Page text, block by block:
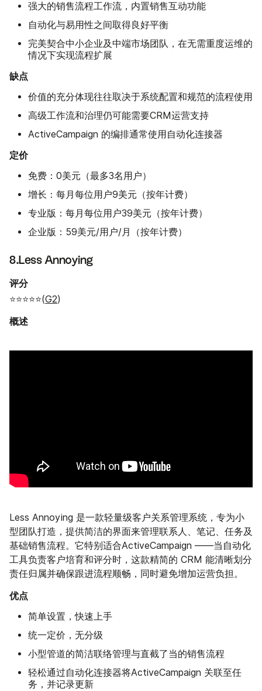
强大的销售流程工作流，内置销售互动功能
自动化与易用性之间取得良好平衡
完美契合中小企业及中端市场团队，在无需重度运维的
情况下实现流程扩展
缺点
价值的充分体现往往取决于系统配置和规范的流程使用
高级工作流和治理仍可能需要CRM运营支持
ActiveCampaign 的编排通常使用自动化连接器
定价
免费：0美元（最多3名用户）
增长：每月每位用户9美元（按年计费）
专业版：每月每位用户39美元（按年计费）
企业版：59美元/用户/月（按年计费）
8.Less Annoying
评分
⭐⭐⭐⭐⭐(G2)
概述
Less Annoying 是一款轻量级客户关系管理系统，专为小
型团队打造，提供简洁的界面来管理联系人、笔记、任务及
基础销售流程。它特别适合ActiveCampaign ——当自动化
工具负责客户培育和评分时，这款精简的 CRM 能清晰划分
责任归属并确保跟进流程顺畅，同时避免增加运营负担。
优点
简单设置，快速上手
统一定价，无分级
小型管道的简洁联络管理与直截了当的销售流程
轻松通过自动化连接器将ActiveCampaign 关联至任
务，并记录更新